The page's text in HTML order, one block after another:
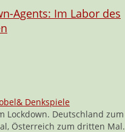
Agents: Im Labor des
Denkspiele
Lockdown. Deutschland zum
Österreich zum dritten Mal.